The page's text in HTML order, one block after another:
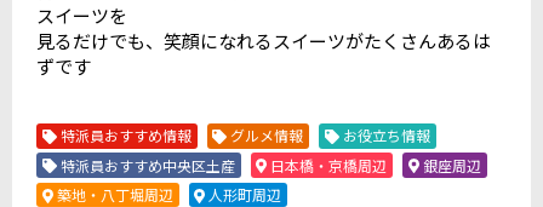
スイーツを
見るだけでも、笑顔になれるスイーツがたくさんあるは
ずです
特派員おすすめ情報 グルメ情報
お役立ち情報
特派員おすすめ中央区土産
日本橋・京橋周辺
銀座周辺
築地・八丁堀周辺
人形町周辺